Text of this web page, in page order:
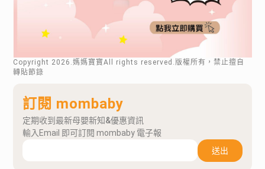
Copyright 2026 .媽媽寶寶All rights reserved.版權所有，禁止擅自
轉貼節錄
訂閱 mombaby
定期收到最新母嬰新知&優惠資訊
輸入Email 即可訂閱 mombaby 電子報
送出